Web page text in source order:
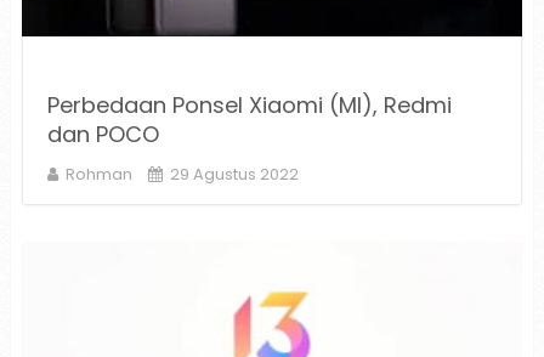
Perbedaan Ponsel Xiaomi (MI), Redmi
dan POCO
Rohman 29 Agustus 2022